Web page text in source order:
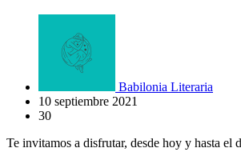
Babilonia Literaria
10 septiembre 2021
30
Te invitamos a disfrutar, desde hoy y hasta el